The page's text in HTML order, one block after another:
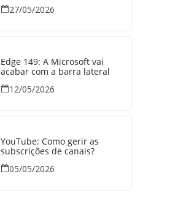
27/05/2026
Edge 149: A Microsoft vai
acabar com a barra lateral
12/05/2026
YouTube: Como gerir as
subscrições de canais?
05/05/2026